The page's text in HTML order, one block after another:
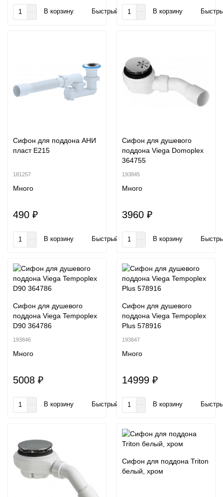
В корзину Быстрый заказ В корзину
Сифон для поддона АНИ
пласт E215
181257
Много
490 ₽
В корзину Быстрый заказ
Сифон для душевого
поддона Viega Domoplex
364755
193845
Много
3960 ₽
В корзину
Сифон для душевого
поддона Viega Tempoplex
D90 364786
193846
Много
5008 ₽
В корзину Быстрый заказ
Сифон для душевого
поддона Viega Tempoplex
Plus 578916
193847
Много
14999 ₽
В корзину
Сифон для поддона Triton
белый, хром